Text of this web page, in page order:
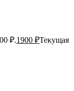
₽.1900 ₽Текущая